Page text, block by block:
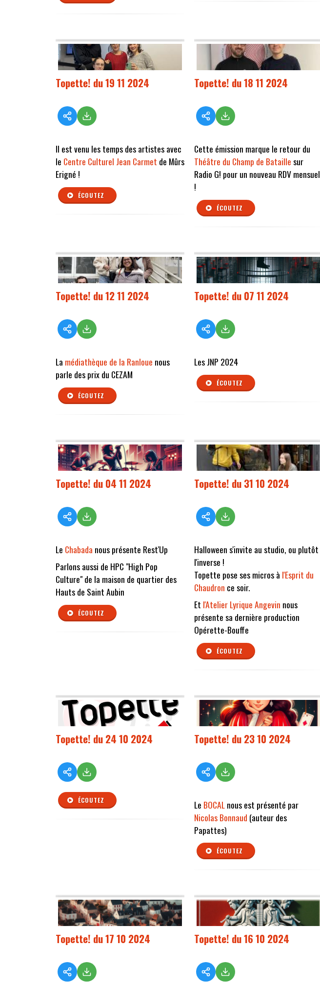
Topette! du 19 11 2024
Il est venu les temps des artistes avec
le Centre Culturel Jean Carmet de Mûrs
Erigné !
ÉCOUTEZ
Topette! du 18 11 2024
Cette émission marque le retour du
Théâtre du Champ de Bataillesur
Radio G! pour un nouveau RDV mensuel
!
ÉCOUTEZ
Topette! du 12 11 2024
La médiathèque de la Ranloue nous
parle des prix du CEZAM
ÉCOUTEZ
Topette! du 07 11 2024
Les JNP 2024
ÉCOUTEZ
Topette! du 04 11 2024
Le Chabada nous présente Rest'Up
Parlons aussi de HPC "High Pop
Culture" de la maison de quartier des
Hauts de Saint Aubin
ÉCOUTEZ
Topette! du 31 10 2024
Halloween s'invite au studio, ou plutôt
l'inverse !
Topette pose ses micros à l'Esprit du
Chaudron ce soir.
Et l'Atelier Lyrique Angevin nous
présente sa dernière production
Opérette-Bouffe
ÉCOUTEZ
Topette! du 24 10 2024
ÉCOUTEZ
Topette! du 23 10 2024
Le BOCALnous est présenté par
Nicolas Bonnaud (auteur des
Papattes)
ÉCOUTEZ
Topette! du 17 10 2024 Topette! du 16 10 2024